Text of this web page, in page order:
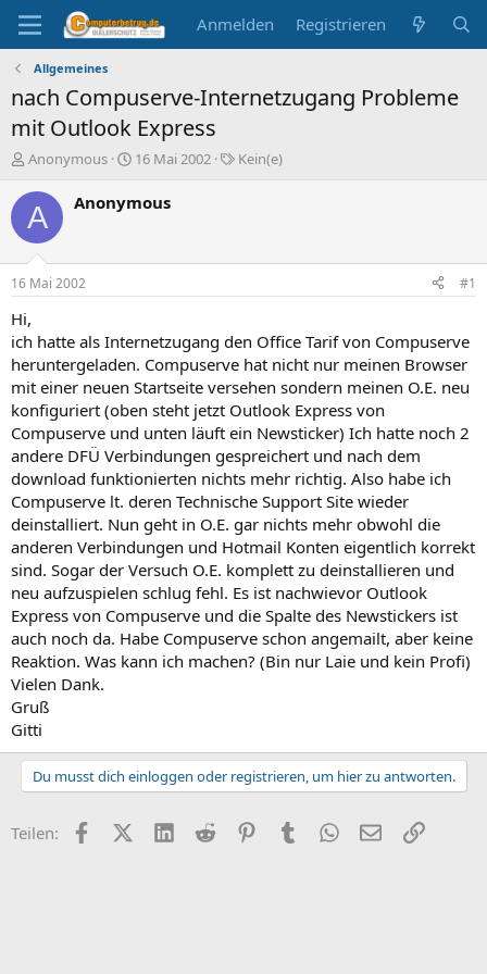
Anmelden Registrieren
Allgemeines
nach Compuserve-Internetzugang Probleme
mit Outlook Express
E
s
t
e
Anonymous
E
s
t
16 Mai 2002
S
o
e
Kein(e)
A Anonymous
16 Mai 2002 #1
Hi,
ich hatte als Internetzugang den Office Tarif von Compuserve
heruntergeladen. Compuserve hat nicht nur meinen Browser
mit einer neuen Startseite versehen sondern meinen O.E. neu
konfiguriert (oben steht jetzt Outlook Express von
Compuserve und unten läuft ein Newsticker) Ich hatte noch 2
andere DFÜ Verbindungen gespreichert und nach dem
download funktionierten nichts mehr richtig. Also habe ich
Compuserve lt. deren Technische Support Site wieder
deinstalliert. Nun geht in O.E. gar nichts mehr obwohl die
anderen Verbindungen und Hotmail Konten eigentlich korrekt
sind. Sogar der Versuch O.E. komplett zu deinstallieren und
neu aufzuspielen schlug fehl. Es ist nachwievor Outlook
Express von Compuserve und die Spalte des Newstickers ist
auch noch da. Habe Compuserve schon angemailt, aber keine
Reaktion. Was kann ich machen? (Bin nur Laie und kein Profi)
Vielen Dank.
Gruß
Gitti
Du musst dich einloggen oder registrieren, um hier zu antworten.
Teilen: FacebookX (Twitter)
LinkedIn
Reddit PinterestTumblr WhatsApp
E-MailLink